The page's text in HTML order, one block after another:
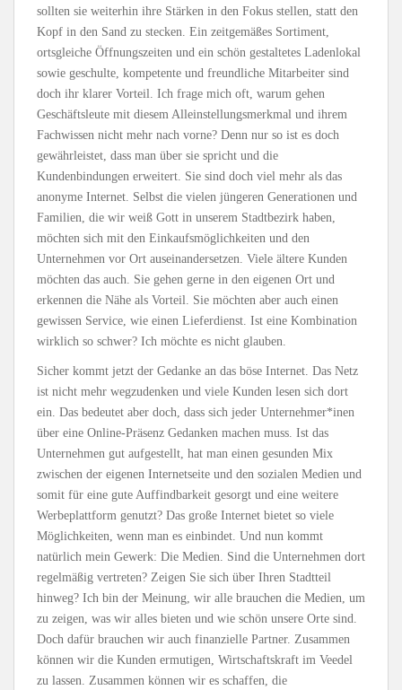
sollten sie weiterhin ihre Stärken in den Fokus stellen, statt den
Kopf in den Sand zu stecken. Ein zeitgemäßes Sortiment,
ortsgleiche Öffnungszeiten und ein schön gestaltetes Ladenlokal
sowie geschulte, kompetente und freundliche Mitarbeiter sind
doch ihr klarer Vorteil. Ich frage mich oft, warum gehen
Geschäftsleute mit diesem Alleinstellungsmerkmal und ihrem
Fachwissen nicht mehr nach vorne? Denn nur so ist es doch
gewährleistet, dass man über sie spricht und die
Kundenbindungen erweitert. Sie sind doch viel mehr als das
anonyme Internet. Selbst die vielen jüngeren Generationen und
Familien, die wir weiß Gott in unserem Stadtbezirk haben,
möchten sich mit den Einkaufsmöglichkeiten und den
Unternehmen vor Ort auseinandersetzen. Viele ältere Kunden
möchten das auch. Sie gehen gerne in den eigenen Ort und
erkennen die Nähe als Vorteil. Sie möchten aber auch einen
gewissen Service, wie einen Lieferdienst. Ist eine Kombination
wirklich so schwer? Ich möchte es nicht glauben.
Sicher kommt jetzt der Gedanke an das böse Internet. Das Netz
ist nicht mehr wegzudenken und viele Kunden lesen sich dort
ein. Das bedeutet aber doch, dass sich jeder Unternehmer*inen
über eine Online-Präsenz Gedanken machen muss. Ist das
Unternehmen gut aufgestellt, hat man einen gesunden Mix
zwischen der eigenen Internetseite und den sozialen Medien und
somit für eine gute Auffindbarkeit gesorgt und eine weitere
Werbeplattform genutzt? Das große Internet bietet so viele
Möglichkeiten, wenn man es einbindet. Und nun kommt
natürlich mein Gewerk: Die Medien. Sind die Unternehmen dort
regelmäßig vertreten? Zeigen Sie sich über Ihren Stadtteil
hinweg? Ich bin der Meinung, wir alle brauchen die Medien, um
zu zeigen, was wir alles bieten und wie schön unsere Orte sind.
Doch dafür brauchen wir auch finanzielle Partner. Zusammen
können wir die Kunden ermutigen, Wirtschaftskraft im Veedel
zu lassen. Zusammen können wir es schaffen, die